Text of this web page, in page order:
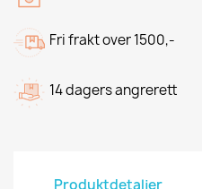
Fri frakt over 1500,-
14 dagers angrerett
Produktdetaljer